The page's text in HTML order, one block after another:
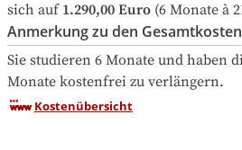
sich auf 1.290,00 Euro (6 Monate à
Anmerkung zu den Gesamtkosten
Sie studieren 6 Monate und haben
Monate kostenfrei zu verlängern.
Kostenübersicht